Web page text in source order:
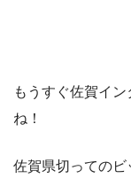
もうすぐ佐賀イ
ね！
佐賀県切ってのビ